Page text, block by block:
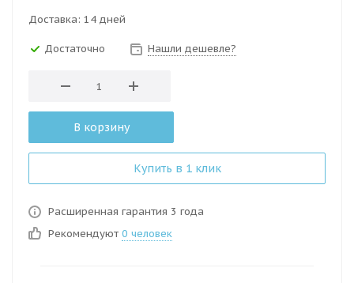
Доставка: 14 дней
Достаточно Нашли дешевле?
В корзину
Купить в 1 клик
Расширенная гарантия 3 года
Рекомендуют 0 человек